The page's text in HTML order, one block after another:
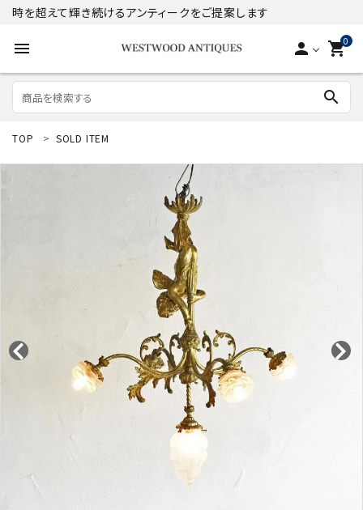
時を超えて輝き続けるアンティークをご提案します
menu person 0
shopping_cart
search
person 新規会員登録
コンテンツ
その他サービス
ご利用ガイド
プライバシーポリシー
TOP SOLD ITEM